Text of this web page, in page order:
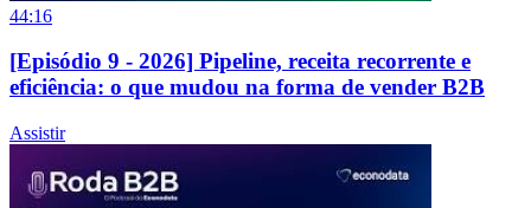
44:16
[Episódio 9 - 2026] Pipeline, receita recorrente e
eficiência: o que mudou na forma de vender B2B
Assistir